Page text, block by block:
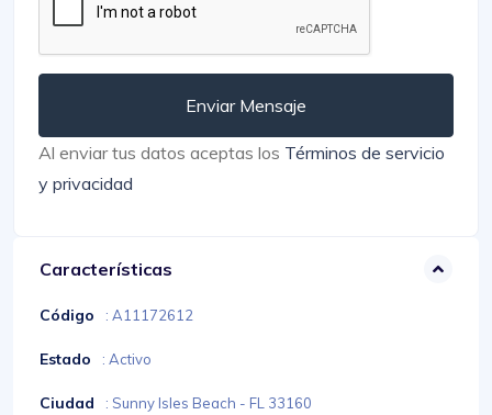
Enviar Mensaje
Al enviar tus datos aceptas los Términos de servicio
y privacidad
Características
Código : A11172612
Estado : Activo
Ciudad : Sunny Isles Beach - FL 33160